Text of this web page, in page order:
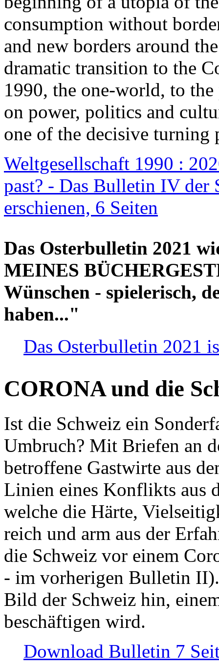
consumption without
and new borders around
dramatic transition to the
1990, the one-world, to the
on power, politics and
one of the decisive turning
Weltgesellschaft 1990 :
past? - Das Bulletin IV der
erschienen, 6 Seiten
Das Osterbulletin 2021
MEINES
Wünschen - spielerisch,
haben..."
Das Osterbulletin 2021
CORONA und die
Ist die Schweiz ein
Umbruch? Mit Briefen an
betroffene Gastwirte aus
Linien eines Konflikts aus
welche die Härte,
reich und arm aus der
die Schweiz vor einem
- im vorherigen Bulletin
Bild der Schweiz hin,
beschäftigen wird.
Download Bulletin 7